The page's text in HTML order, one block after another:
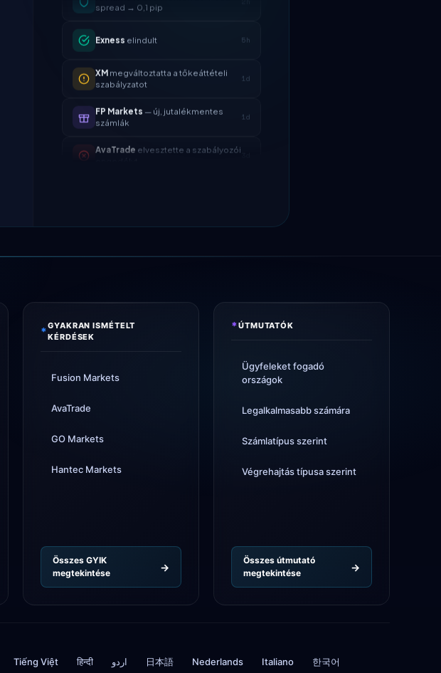
Exness elindult
XMmegváltoztatta a tőkeáttételi
FP Markets— új, jutalékmentes
számlák
AvaTradeelvesztette a szabályozói
engedélyt
Tickmillkifizetés sebessége most
— új, jutalékmentes
számlák
*GYAKRAN ISMÉTELT
KÉRDÉSEK
Fusion Markets
AvaTrade
GO Markets
Hantec Markets
Összes GYIK
megtekintése
*ÚTMUTATÓK
Ügyfeleket fogadó
országok
Legalkalmasabb számára
Számlatípus szerint
Végrehajtás típusa szerint
Összes útmutató
megtekintése
Tiếng Việt हिन्दी اردو 日本語 Nederlands Italiano 한국어